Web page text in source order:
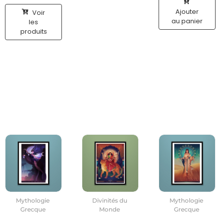
Voir
les
produits
Ajouter
au panier
Mythologie
Grecque
Divinités du
Monde
Mythologie
Grecque